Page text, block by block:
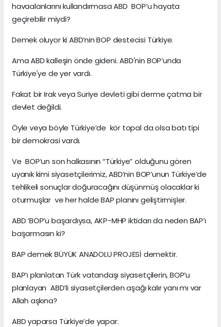
havaalanlarını kullandırmasa ABD BOP’u hayata
geçirebilir miydi?
Demek oluyor ki ABD’nin BOP destecisi Türkiye.
Ama ABD kalleşin önde gideni. ABD'nin BOP’unda
Türkiye'ye de yer vardı.
Fakat bir Irak veya Suriye devleti gibi derme çatma bir
devlet değildi.
Öyle veya böyle Türkiye’de kör topal da olsa batı tipi
bir demokrasi vardı.
Ve BOP’un son halkasının “Türkiye” olduğunu gören
uyanık kimi siyasetçilerimiz, ABD’nin BOP’unun Türkiye’de
tehlikeli sonuçlar doğuracağını düşünmüş olacaklar ki
oturmuşlar ve her halde BAP planını geliştirmişler.
ABD ‘BOP’u başardıysa, AKP-MHP iktidarı da neden BAP’ı
başarmasın ki?
BAP demek BÜYÜK ANADOLU PROJESİ demektir.
BAP’ı planlatan Türk vatandaşı siyasetçilerin, BOP’u
planlayan ABD’li siyasetçilerden aşağı kalır yanı mı var
Allah aşkına?
ABD yaparsa Türkiye’de yapar.